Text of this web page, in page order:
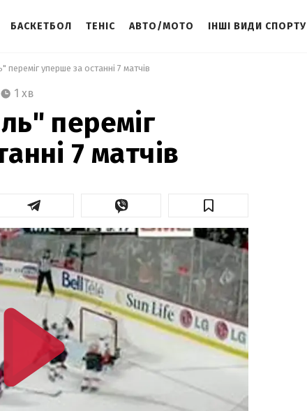
БАСКЕТБОЛ ТЕНІС АВТО/МОТО ІНШІ ВИДИ СПОРТУ
переміг уперше за останні 7 матчів
1 хв
переміг
7 матчів